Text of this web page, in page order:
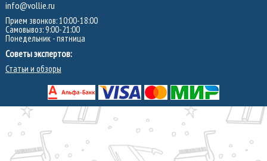
info@vollie.ru
Прием звонков: 10:00-18:00
Самовывоз: 9:00-21:00
Понедельник - пятница
Советы экспертов:
Статьи и обзоры